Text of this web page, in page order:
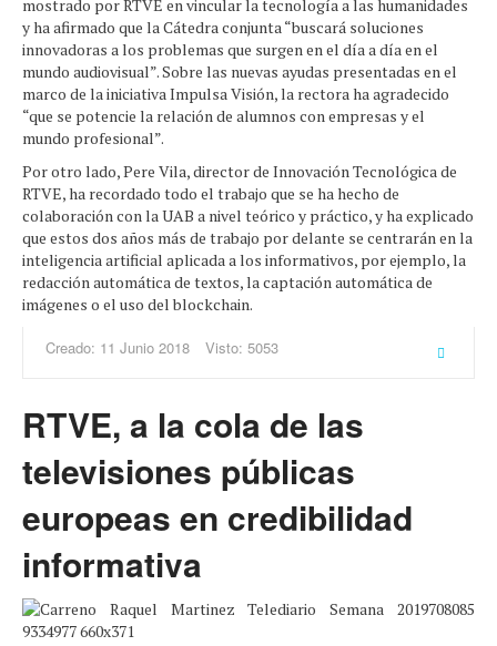
mostrado por RTVE en vincular la tecnología a las humanidades
y ha afirmado que la Cátedra conjunta “buscará soluciones
innovadoras a los problemas que surgen en el día a día en el
mundo audiovisual”. Sobre las nuevas ayudas presentadas en el
marco de la iniciativa Impulsa Visión, la rectora ha agradecido
“que se potencie la relación de alumnos con empresas y el
mundo profesional”.
Por otro lado, Pere Vila, director de Innovación Tecnológica de
RTVE, ha recordado todo el trabajo que se ha hecho de
colaboración con la UAB a nivel teórico y práctico, y ha explicado
que estos dos años más de trabajo por delante se centrarán en la
inteligencia artificial aplicada a los informativos, por ejemplo, la
redacción automática de textos, la captación automática de
imágenes o el uso del blockchain.
Creado: 11 Junio 2018 Visto: 5053
RTVE, a la cola de las
televisiones públicas
europeas en credibilidad
informativa